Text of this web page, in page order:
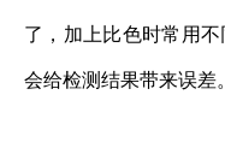
了，加上比色时常用
会给检测结果带来误差。